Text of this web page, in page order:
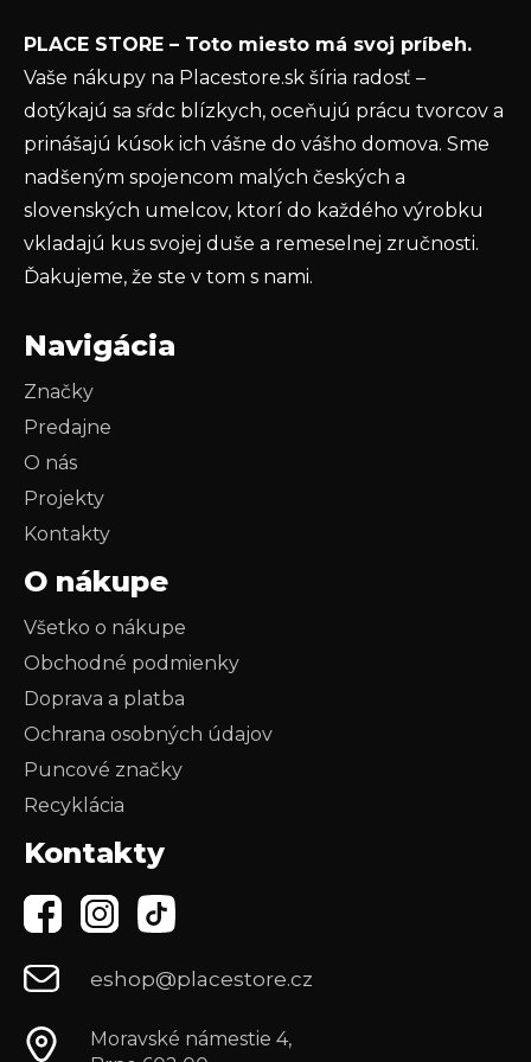
v
p
i
s
u
ochrany osobných údajov
PRIHLÁSIŤ SA
PLACE STORE – Toto miesto má svoj príbeh.
Vaše nákupy na Placestore.sk šíria radosť –
dotýkajú sa sŕdc blízkych, oceňujú prácu tvorcov a
prinášajú kúsok ich vášne do vášho domova. Sme
nadšeným spojencom malých českých a
slovenských umelcov, ktorí do každého výrobku
vkladajú kus svojej duše a remeselnej zručnosti.
Ďakujeme, že ste v tom s nami.
Navigácia
Značky
Predajne
O nás
Projekty
Kontakty
O nákupe
Všetko o nákupe
Obchodné podmienky
Doprava a platba
Ochrana osobných údajov
Puncové značky
Recyklácia
Kontakty
eshop@placestore.cz
Moravské námestie 4,